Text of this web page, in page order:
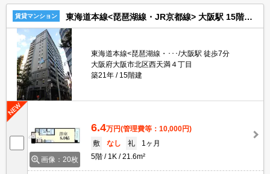
賃貸マンション 東海道本線<琵琶湖線・JR京都線> 大阪駅 15階建 築21年
東海道本線<琵琶湖線・･･･/大阪駅 徒歩7分
大阪府大阪市北区西天満４丁目
築21年
15階建
画像：20枚
6.4万円(管理費等：10,000円)
敷
なし 礼
1ヶ月
5階
1K 21.6m²